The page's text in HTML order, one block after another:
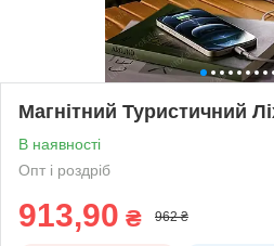
Магнітний Туристичний
В наявності
Опт і роздріб
913,90 ₴ 962 ₴